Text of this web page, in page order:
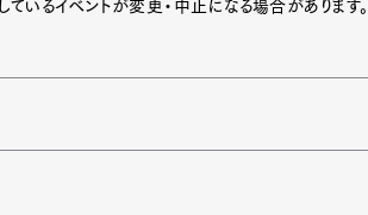
いるイベントが変更・中止になる場合があります。